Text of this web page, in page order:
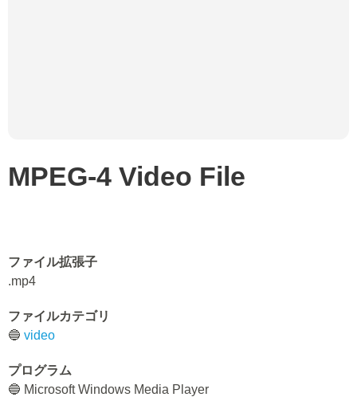
MPEG-4 Video File
ファイル拡張子
.mp4
ファイルカテゴリ
🔵 video
プログラム
🔵 Microsoft Windows Media Player